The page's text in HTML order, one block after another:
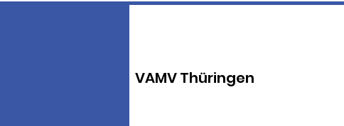
VAMV Thüringen